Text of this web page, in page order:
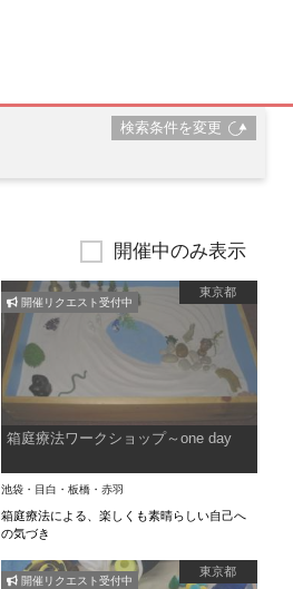
検索条件を変更
開催中のみ表示
東京都
箱庭療法ワークショップ～one day
池袋・目白・板橋・赤羽
箱庭療法による、楽しくも素晴らしい自己へ
の気づき
開催リクエスト受付中
東京都
開催リクエスト受付中